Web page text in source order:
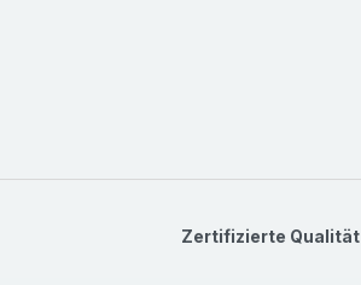
Zertifizierte Qualität